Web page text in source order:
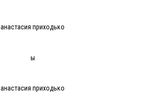
анастасия приходько
ы
анастасия приходько